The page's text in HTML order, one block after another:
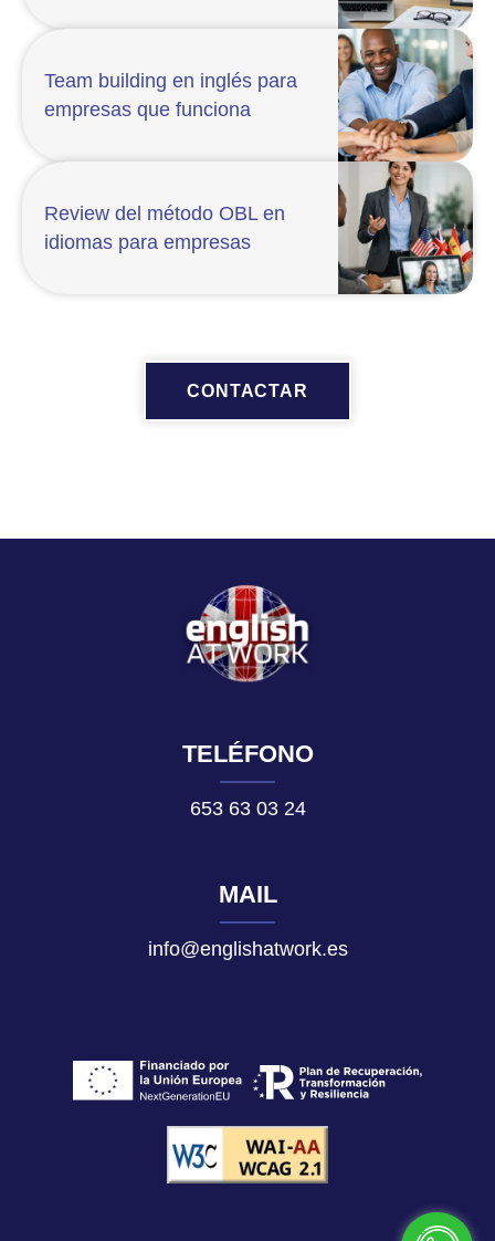
Team building en inglés para
empresas que funciona
Review del método OBL en
idiomas para empresas
CONTACTAR
TELÉFONO
653 63 03 24
MAIL
info@englishatwork.es